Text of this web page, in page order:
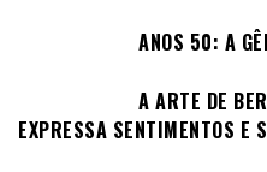
ANOS 50: A
A ARTE DE
EXPRESSA SENTIMENTOS E